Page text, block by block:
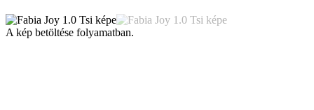
A kép betöltése folyamatban.